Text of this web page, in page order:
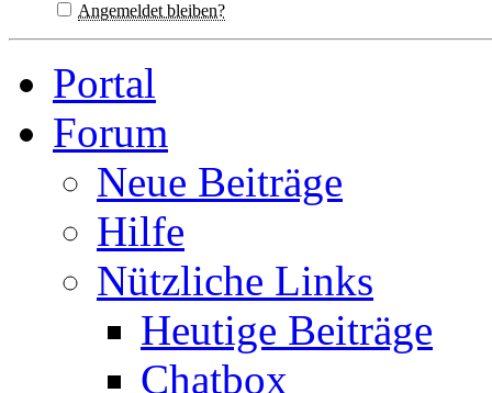
Angemeldet bleiben?
Portal
Forum
Neue Beiträge
Hilfe
Nützliche Links
Heutige Beiträge
Chatbox